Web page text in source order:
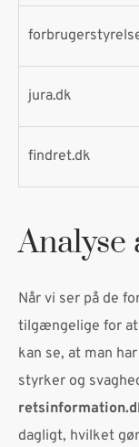
jura.dk
findret.dk
Når vi ser på de
tilgængelige for
kan se, at man
styrker og
dagligt, hvilket